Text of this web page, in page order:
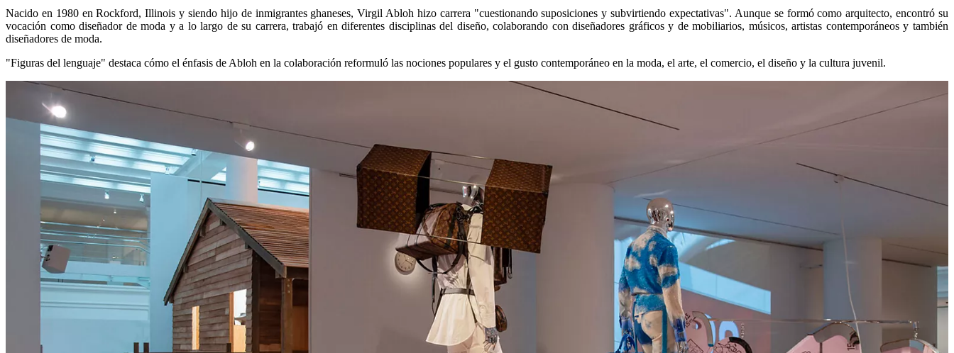
Nacido en 1980 en Rockford, Illinois y siendo hijo de inmigrantes ghaneses, Virgil Abloh hizo carrera "cuestionando suposiciones y subvirtiendo expectativas". Aunque se formó como arquitecto, encontró su
vocación como diseñador de moda y a lo largo de su carrera, trabajó en diferentes disciplinas del diseño, colaborando con diseñadores gráficos y de mobiliarios, músicos, artistas contemporáneos y también
diseñadores de moda.
"Figuras del lenguaje" destaca cómo el énfasis de Abloh en la colaboración reformuló las nociones populares y el gusto contemporáneo en la moda, el arte, el comercio, el diseño y la cultura juvenil.